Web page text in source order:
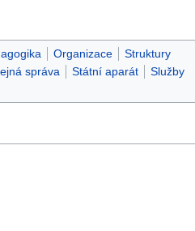
Organizace
Struktury
správa Státní aparát
Služby